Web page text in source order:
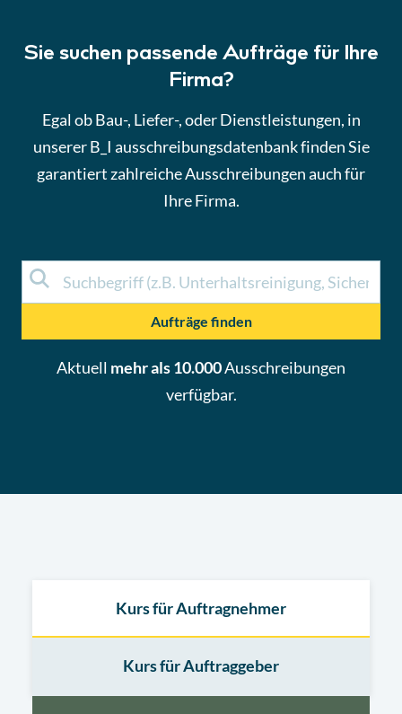
Sie suchen passende Aufträge für Ihre
Firma?
Egal ob Bau-, Liefer-, oder Dienstleistungen, in
unserer B_I ausschreibungsdatenbank finden Sie
garantiert zahlreiche Ausschreibungen auch für
Ihre Firma.
Aufträge finden
Aktuell mehr als 10.000Ausschreibungen
verfügbar.
Kurs für Auftragnehmer
Kurs für Auftraggeber